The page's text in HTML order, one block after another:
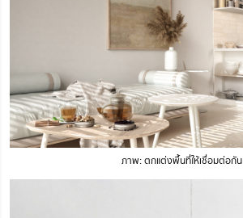
ภาพ: ตกแต่งพื้นที่ให้เชื่อมต่อกัน